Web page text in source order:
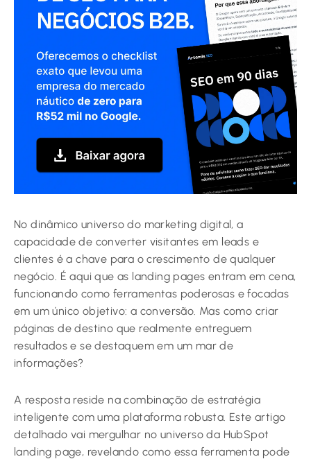
No dinâmico universo do marketing digital, a
capacidade de converter visitantes em leads e
clientes é a chave para o crescimento de qualquer
negócio. É aqui que as landing pages entram em cena,
funcionando como ferramentas poderosas e focadas
em um único objetivo: a conversão. Mas como criar
páginas de destino que realmente entreguem
resultados e se destaquem em um mar de
informações?
A resposta reside na combinação de estratégia
inteligente com uma plataforma robusta. Este artigo
detalhado vai mergulhar no universo da HubSpot
landing page, revelando como essa ferramenta pode